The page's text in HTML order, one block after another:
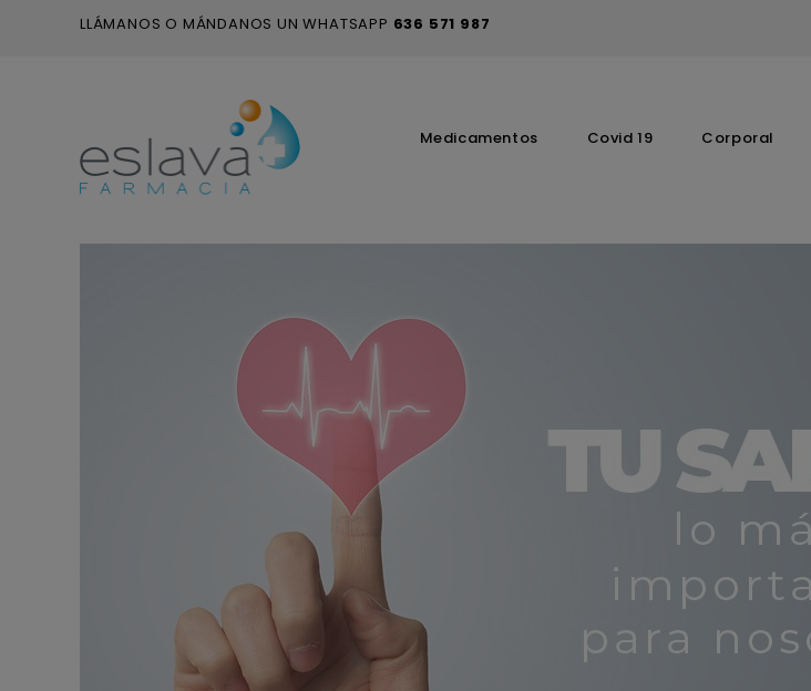
LLÁMANOS O MÁNDANOS UN WHATSAPP 636 571 987
Medicamentos Covid 19 Corporal